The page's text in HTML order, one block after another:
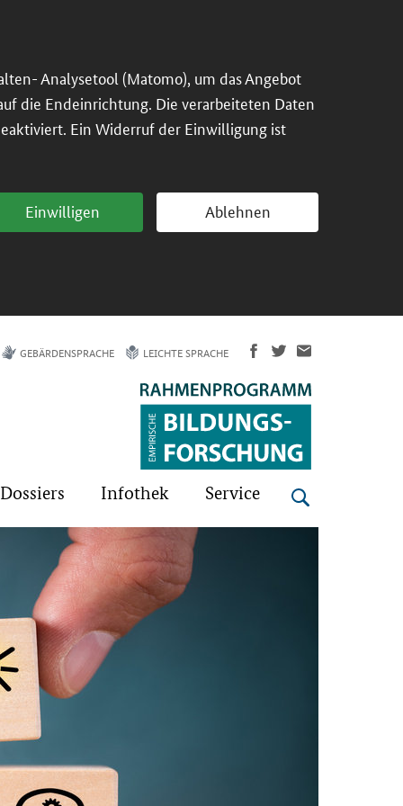
Analysetool (Matomo), um das Angebot
die Endeinrichtung. Die verarbeiteten Daten
Ein Widerruf der Einwilligung ist
Einwilligen Ablehnen
Empirische
Bildungsforschung
Dossiers Infothek Service
GEBÄRDENSPRACHE LEICHTE SPRACHE